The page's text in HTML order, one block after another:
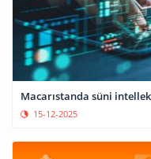
Macarıstanda süni
15-12-2025